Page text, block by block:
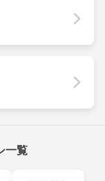
一覧